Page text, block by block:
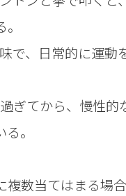
で、日常的に運動
ぎてから、慢性的
。
数当てはまる場